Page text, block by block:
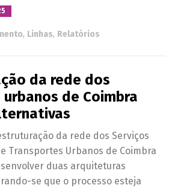
, Linhas, Relatórios
da rede dos
de Coimbra
da rede dos Serviços
Transportes Urbanos de Coimbra
duas arquiteturas
se que o processo esteja